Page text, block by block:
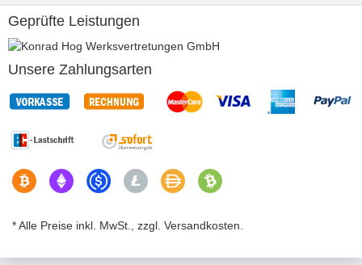
Geprüfte Leistungen
Unsere Zahlungsarten
* Alle Preise inkl. MwSt., zzgl. Versandkosten.